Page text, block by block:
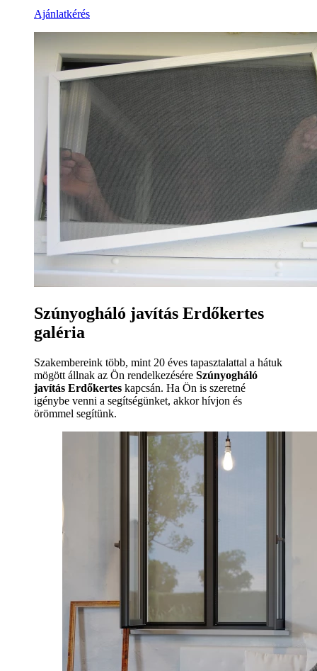
Ajánlatkérés
Szúnyogháló javítás Erdőkertes
galéria
Szakembereink több, mint 20 éves tapasztalattal a hátuk
mögött állnak az Ön rendelkezésére Szúnyogháló
javítás Erdőkertes kapcsán. Ha Ön is szeretné
igénybe venni a segítségünket, akkor hívjon és
örömmel segítünk.